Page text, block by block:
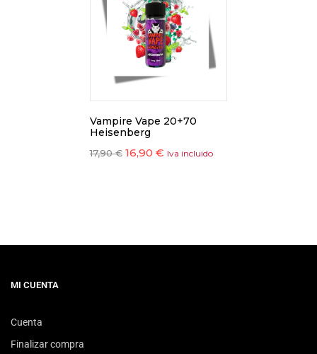
Vampire Vape 20+70
Heisenberg
17,90€ 16,90 € Iva incluido
MI CUENTA
Cuenta
Finalizar compra